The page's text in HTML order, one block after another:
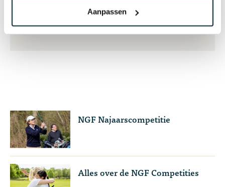
Aanpassen
NGF Najaarscompetitie
Alles over de NGF Competities